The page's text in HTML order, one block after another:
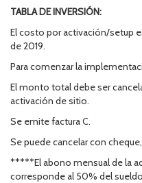
TABLA DE INVERSIÓN:
El costo por activación/setup
de 2019.
Para comenzar la
El monto total debe ser
activación de sitio.
Se emite factura C.
Se puede cancelar con
*****El abono mensual de la
corresponde al 50% del